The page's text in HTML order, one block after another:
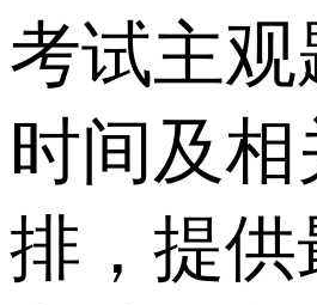
考试主观
时间及相
排，提供